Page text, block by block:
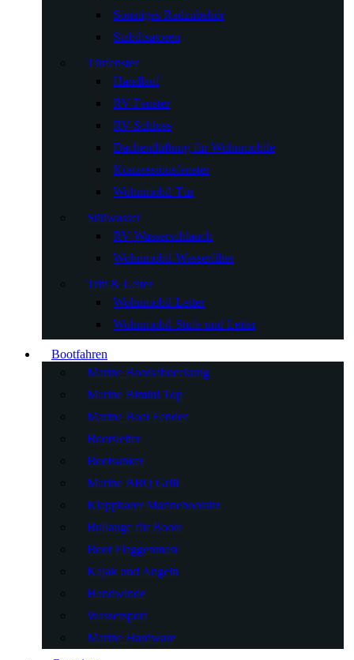
Sonstiges Radzubehör
Stabilisatoren
Türfenster
Handlauf
RV-Fenster
RV-Schloss
Dachentlüftung für Wohnmobile
Konzessionsfenster
Wohnmobil-Tür
Süßwasser
RV-Wasserschlauch
Wohnmobil-Wasserfilter
Tritt & Leiter
Wohnmobil-Leiter
Wohnmobil-Stufe und Leiter
Bootfahren
Marine Bootsabdeckung
Marine Bimini Top
Marine Boat Fender
Bootsleiter
Bootsanker
Marine BBQ Grill
Klappbarer Marinebootsitz
Bullauge für Boote
Boot Flaggenmast
Kajak und Angeln
Handwinde
Wassersport
Marine Hardware